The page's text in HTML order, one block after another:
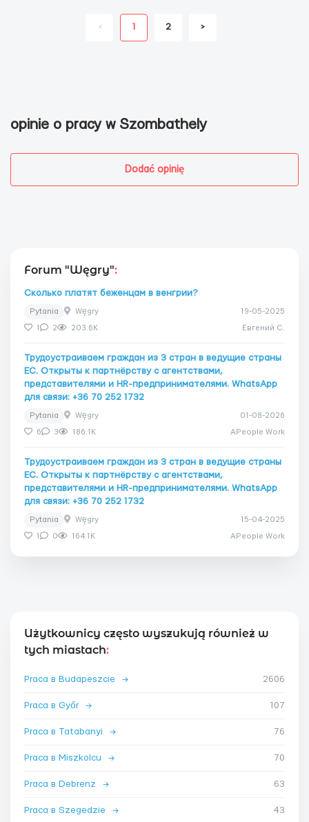
< 1 2 >
opinie o pracy w Szombathely
Dodać opinię
Forum "Węgry":
Сколько платят беженцам в венгрии?
Pytania Węgry 19-05-2025
1 2 203.6K Евгений C.
Трудоустраиваем граждан из 3 стран в ведущие страны
ЕС. Открыты к партнёрству с агентствами,
представителями и HR-предпринимателями. WhatsApp
для связи: +36 70 252 1732
Pytania Węgry 01-08-2026
6 3 186.1K APeople Work
Трудоустраиваем граждан из 3 стран в ведущие страны
ЕС. Открыты к партнёрству с агентствами,
представителями и HR-предпринимателями. WhatsApp
для связи: +36 70 252 1732
Pytania Węgry 15-04-2025
1 0 164.1K APeople Work
Użytkownicy często wyszukują również w
tych miastach:
Praca в Budapeszcie → 2606
Praca в Győr → 107
Praca в Tatabanyi → 76
Praca в Miszkolcu → 70
Praca в Debrenz → 63
Praca в Szegedzie → 43